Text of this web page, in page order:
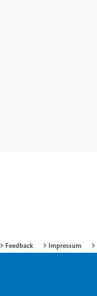
Feedback Impressum